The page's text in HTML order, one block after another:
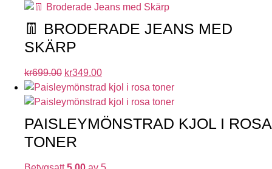
👖 BRODERADE JEANS MED
SKÄRP
kr699.00 kr349.00
PAISLEYMÖNSTRAD KJOL I ROSA
TONER